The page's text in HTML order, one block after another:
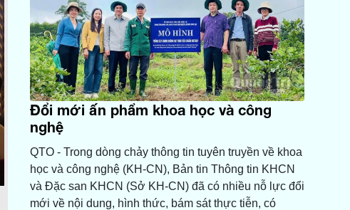
Đổi mới ấn phẩm khoa học và công
nghệ
QTO - Trong dòng chảy thông tin tuyên truyền về khoa
học và công nghệ (KH-CN), Bản tin Thông tin KHCN
và Đặc san KHCN (Sở KH-CN) đã có nhiều nỗ lực đổi
mới về nội dung, hình thức, bám sát thực tiễn, có